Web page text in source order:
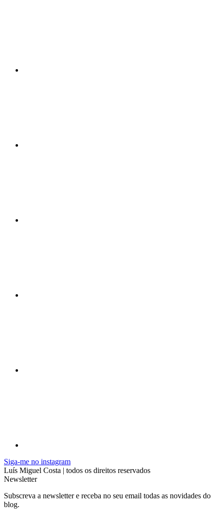
Siga-me no instagram
Luís Miguel Costa | todos os direitos reservados
Newsletter
Subscreva a newsletter e receba no seu email todas as novidades do
blog.